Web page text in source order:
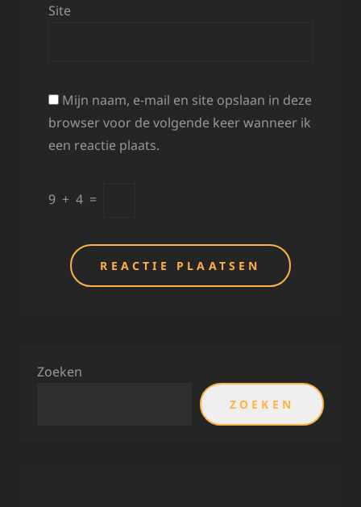
Site
Mijn naam, e-mail en site opslaan in deze
browser voor de volgende keer wanneer ik
een reactie plaats.
9 + 4 =
Zoeken
ZOEKEN